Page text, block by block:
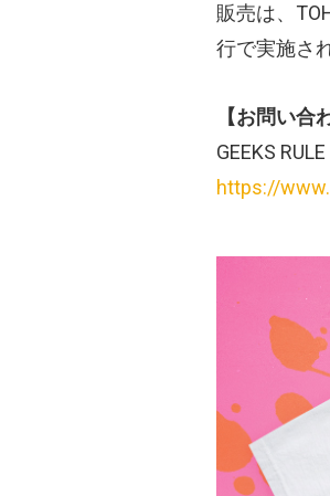
販売は、
行で実施さ
【お問い合
GEEKS RULE
https://